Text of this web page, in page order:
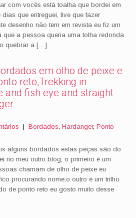
com vocês está toalha que bordei em
que entreguei, tive que fazer
desenho não tem em revista eu fiz um
que a pessoa queria uma tolha redonda
quebrar a […]
em olho de peixe e
reto,Trekking in
and fish eye and straight
| Bordados Hardanger, Ponto
alguns bordados estas peças são do
no meu outro blog, o primeiro é um
chamam de olho de peixe eu
procurando nome,o outro é um trilho
de ponto reto eu gosto muito desse